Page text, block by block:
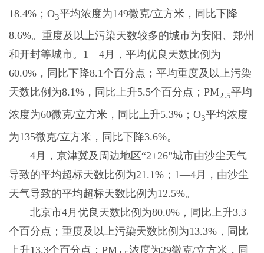
18.4%；O3平均浓度为149微克/立方米，同比下降
8.6%。重度及以上污染天数较多的城市为安阳、郑州
和开封等城市。1—4月，平均优良天数比例为
60.0%，同比下降8.1个百分点；平均重度及以上污染
天数比例为8.1%，同比上升5.5个百分点；PM2.5平均
浓度为60微克/立方米，同比上升5.3%；O3平均浓度
为135微克/立方米，同比下降3.6%。
4月，京津冀及周边地区“2+26”城市由沙尘天气
导致的平均超标天数比例为21.1%；1—4月，由沙尘
天气导致的平均超标天数比例为12.5%。
北京市4月优良天数比例为80.0%，同比上升3.3
个百分点；重度及以上污染天数比例为13.3%，同比
上升13.3个百分点；PM
浓度为29微克/立方米，同